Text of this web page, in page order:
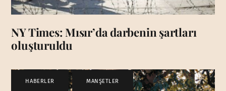
NY Times: Mısır’da darbenin şartları
oluşturuldu
HABERLER , MANŞETLER